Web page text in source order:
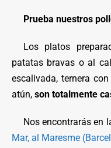
Prueba nuestros
Los platos
patatas bravas o al
escalivada, ternera
atún, son totalmente
Nos encontrarás en
Mar, al Maresme